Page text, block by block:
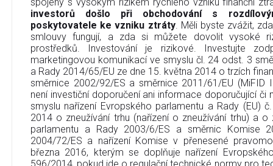
investorů došlo při obchodování s
poskytovatele ke vzniku ztráty. Měli byste zvážit,
smlouvy fungují, a zda si můžete dovolit vysoké
prostředků. Investování je rizikové. Investujte
marketingovou komunikací ve smyslu čl. 24 odst. 3
a Rady 2014/65/EU ze dne 15. května 2014 o trzích
směrnice 2002/92/ES a směrnice 2011/61/EU (MiFID
není investiční doporučení ani informace doporučující či
smyslu nařízení Evropského parlamentu a Rady (EU)
2014 o zneužívání trhu (nařízení o zneužívání trhu) a o
parlamentu a Rady 2003/6/ES a směrnic Komise
2004/72/ES a nařízení Komise v přenesené
března 2016, kterým se doplňuje nařízení
596/2014, pokud jde o regulační technické normy pro